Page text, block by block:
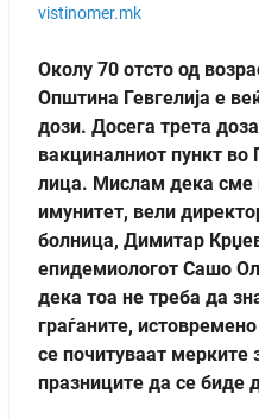
vistinomer.mk
Околу 70 отсто од
Општина Гевгелија е
дози. Досега трета
вакциналниот пункт во
лица. Мислам дека сме
имунитет, вели
болница, Димитар
епидемиологот Сашо
дека тоа не треба да
граѓаните,
се почитуваат мерките
празниците да се биде